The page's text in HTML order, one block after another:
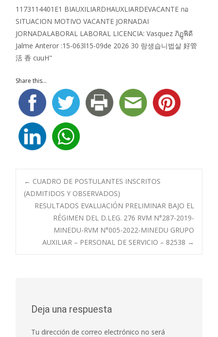
Share this...
Navegación
entradas
← CUADRO DE POSTULANTES INSCRITOS
(ADMITIDOS Y OBSERVADOS)
RESULTADOS EVALUACIÓN PRELIMINAR BAJO EL
RÉGIMEN DEL D.LEG. 276 RVM N°287-2019-
MINEDU-RVM N°005-2022-MINEDU GRUPO
AUXILIAR – PERSONAL DE SERVICIO – 82538 →
Deja una respuesta
Tu dirección de correo electrónico no será